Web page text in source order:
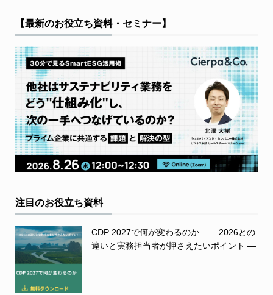
【最新のお役立ち資料・セミナー】
注目のお役立ち資料
CDP 2027で何が変わるのか ― 2026との
違いと実務担当者が押さえたいポイント ―